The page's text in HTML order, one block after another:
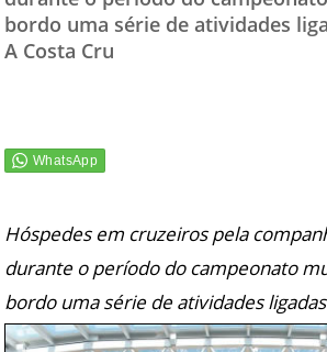
bordo uma série de atividades
A Costa Cru
Hóspedes em cruzeiros pela
durante o período do campeonato
bordo uma série de atividades